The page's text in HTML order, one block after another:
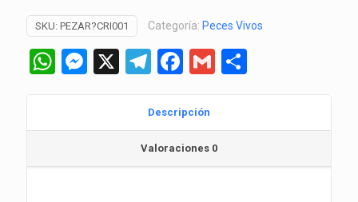
SKU: PEZAR?CRI001 Categoría: Peces Vivos
WhatsApp
Messenger
X Telegram
Facebook
Gmail
Descripción
Valoraciones 0